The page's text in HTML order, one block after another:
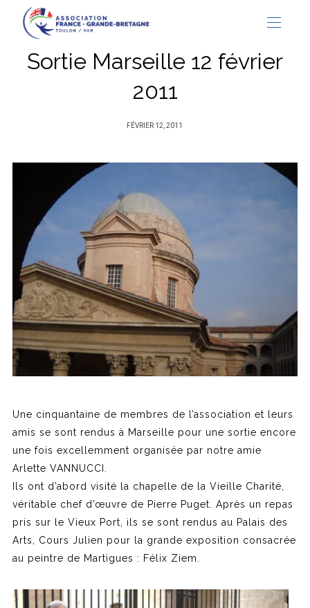
Sortie Marseille 12 février
2011
PUBLIÉ
FÉVRIER 12, 2011
Une cinquantaine de membres de l’association et leurs
amis se sont rendus à Marseille pour une sortie encore
une fois excellemment organisée par notre amie
Arlette VANNUCCI.
Ils ont d’abord visité la chapelle de la Vieille Charité,
véritable chef d’œuvre de Pierre Puget. Après un repas
pris sur le Vieux Port, ils se sont rendus au Palais des
Arts, Cours Julien pour la grande exposition consacrée
au peintre de Martigues : Félix Ziem.